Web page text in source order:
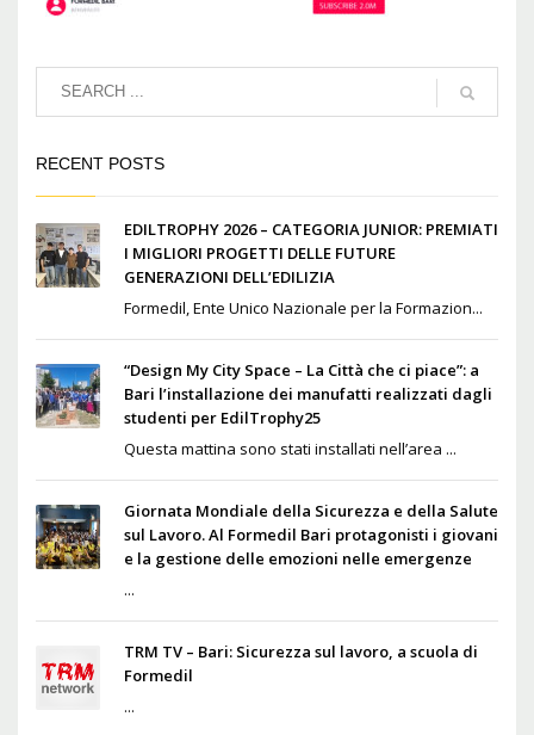
RECENT POSTS
EDILTROPHY 2026 – CATEGORIA JUNIOR: PREMIATI
I MIGLIORI PROGETTI DELLE FUTURE
GENERAZIONI DELL’EDILIZIA
Formedil, Ente Unico Nazionale per la Formazion...
“Design My City Space – La Città che ci piace”: a
Bari l’installazione dei manufatti realizzati dagli
studenti per EdilTrophy25
Questa mattina sono stati installati nell’area ...
Giornata Mondiale della Sicurezza e della Salute
sul Lavoro. Al Formedil Bari protagonisti i giovani
e la gestione delle emozioni nelle emergenze
...
TRM TV – Bari: Sicurezza sul lavoro, a scuola di
Formedil
...